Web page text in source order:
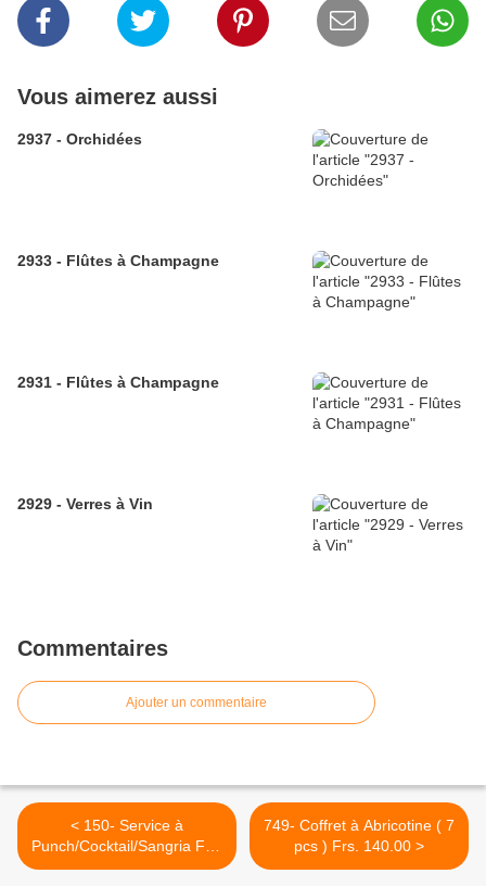
Vous aimerez aussi
2937 - Orchidées
2933 - Flûtes à Champagne
2931 - Flûtes à Champagne
2929 - Verres à Vin
Commentaires
Ajouter un commentaire
< 150- Service à
Punch/Cocktail/Sangria Frs.
260.00
749- Coffret à Abricotine ( 7
pcs ) Frs. 140.00 >